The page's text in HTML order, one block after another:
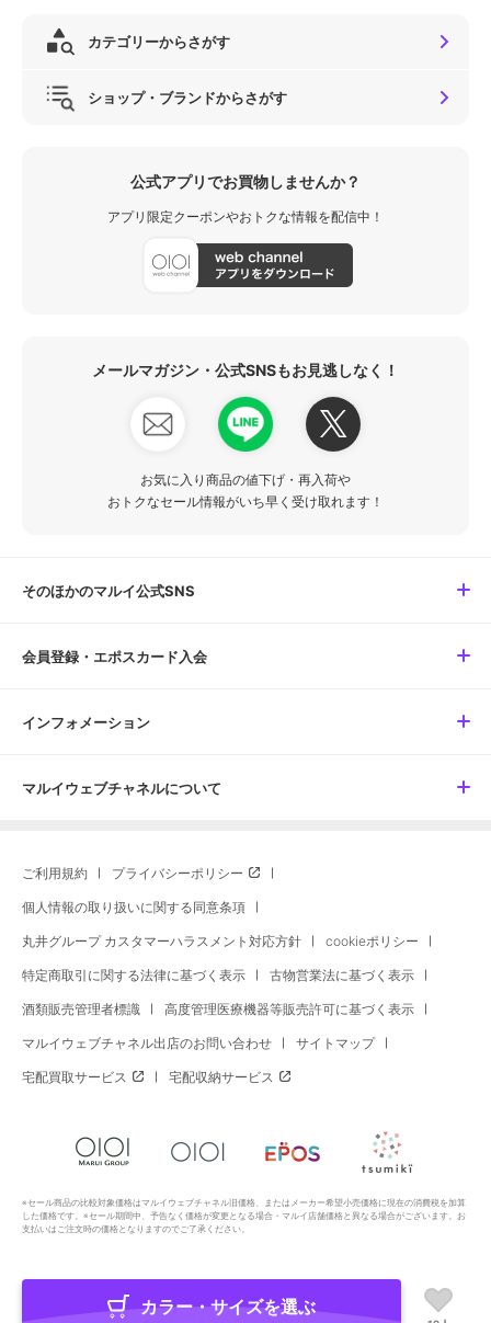
カテゴリーからさがす
ショップ・ブランドからさがす
公式アプリでお買物しませんか？
アプリ限定クーポンやおトクな情報を配信中！
メールマガジン・公式SNSもお見逃しなく！
お気に入り商品の値下げ・再入荷や
おトクなセール情報がいち早く受け取れます！
そのほかのマルイ公式SNS
会員登録・エポスカード入会
インフォメーション
マルイウェブチャネルについて
ご利用規約 プライバシーポリシー
個人情報の取り扱いに関する同意条項
丸井グループ カスタマーハラスメント対応方針 cookieポリシー
特定商取引に関する法律に基づく表示 古物営業法に基づく表示
酒類販売管理者標識 高度管理医療機器等販売許可に基づく表示
マルイウェブチャネル出店のお問い合わせ サイトマップ
宅配買取サービス 宅配収納サービス
※セール商品の比較対象価格はマルイウェブチャネル旧価格、またはメーカー希望小売価格に現在の消費税を加算
した価格です。※セール期間中、予告なく価格が変更となる場合・マルイ店舗価格と異なる場合がございます。お
支払いはご注文時の価格となりますのでご了承ください。
Copyright All Rights Reserved. MARUI Co., Ltd
カラー・サイズを選ぶ